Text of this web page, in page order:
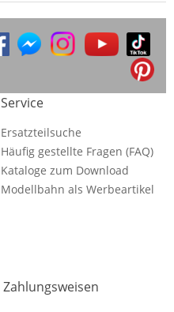
Service
Ersatzteilsuche
Häufig gestellte Fragen (FAQ)
Kataloge zum Download
Modellbahn als Werbeartikel
Zahlungsweisen